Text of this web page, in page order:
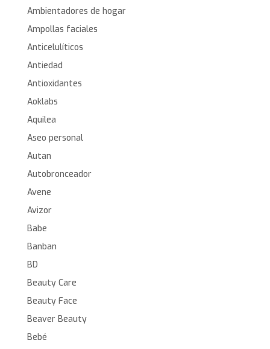
Ambientadores de hogar
Ampollas faciales
Anticelulíticos
Antiedad
Antioxidantes
Aoklabs
Aquilea
Aseo personal
Autan
Autobronceador
Avene
Avizor
Babe
Banban
BD
Beauty Care
Beauty Face
Beaver Beauty
Bebé